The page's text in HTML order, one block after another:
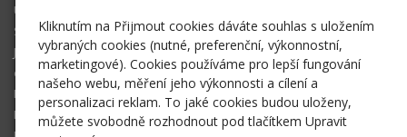
Úvodní stránka
STUDIO
JIHLAVA
eOSOBNOST
ROK INFORMATIKY
MIKULOV
Kliknutím na Přijmout cookies dáváte souhlas s uložením
vybraných cookies (nutné, preferenční, výkonnostní,
marketingové). Cookies používáme pro lepší fungování
našeho webu, měření jeho výkonnosti a cílení a
personalizaci reklam. To jaké cookies budou uloženy,
můžete svobodně rozhodnout pod tlačítkem Upravit